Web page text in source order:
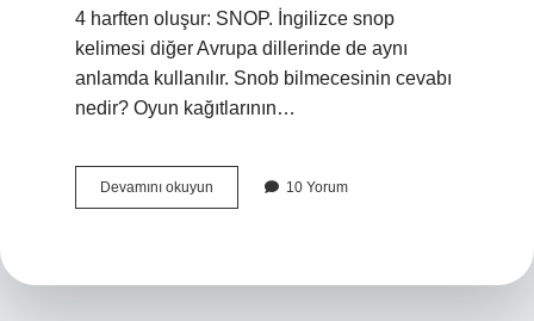
4 harften oluşur: SNOP. İngilizce snop
kelimesi diğer Avrupa dillerinde de aynı
anlamda kullanılır. Snob bilmecesinin cevabı
nedir? Oyun kağıtlarının…
Devamını okuyun
Nedir
10 Yorum